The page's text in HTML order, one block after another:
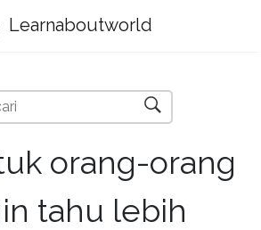
Learnaboutworld
orang-orang
tahu lebih